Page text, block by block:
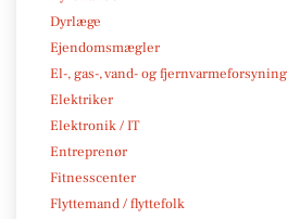
Dyrlæge
Ejendomsmægler
El-, gas-, vand- og fjernvarmeforsyning
Elektriker
Elektronik / IT
Entreprenør
Fitnesscenter
Flyttemand / flyttefolk